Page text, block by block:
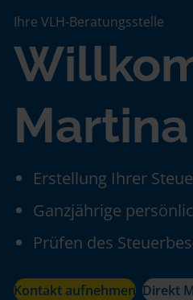
Ihre VLH-Beratungsstelle
Erstellung Ihrer
Ganzjährige
Prüfen des
Kontakt aufnehmen Direkt